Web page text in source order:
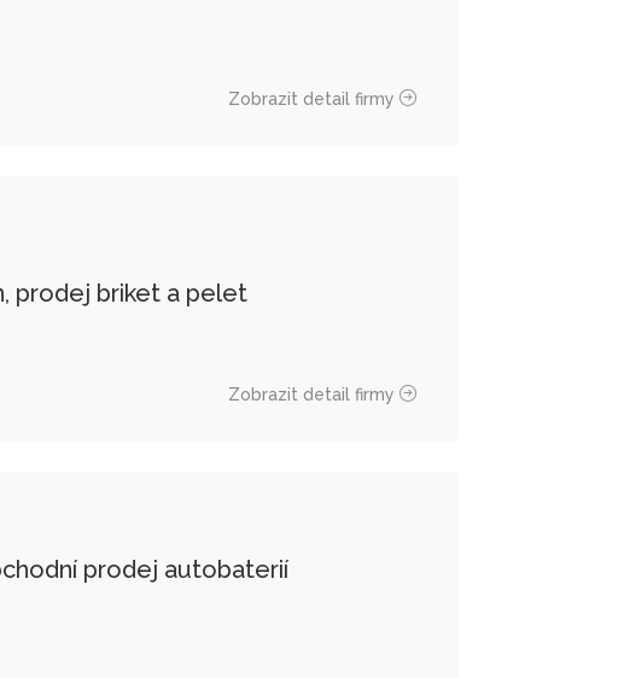
Zobrazit detail firmy
prodej briket a pelet
Zobrazit detail firmy
prodej autobaterií